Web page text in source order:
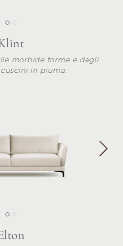
morbide forme e dagli
in piuma.